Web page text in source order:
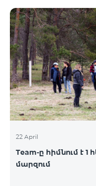
22 April
Team-ը հիմնում է
մարզում